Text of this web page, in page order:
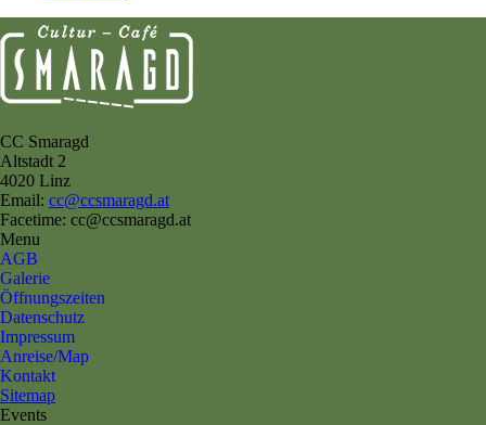
CC Smaragd
Altstadt 2
4020 Linz
Email: cc@ccsmaragd.at
Facetime: cc@ccsmaragd.at
Menu
AGB
Galerie
Öffnungszeiten
Datenschutz
Impressum
Anreise/Map
Kontakt
Sitemap
Events